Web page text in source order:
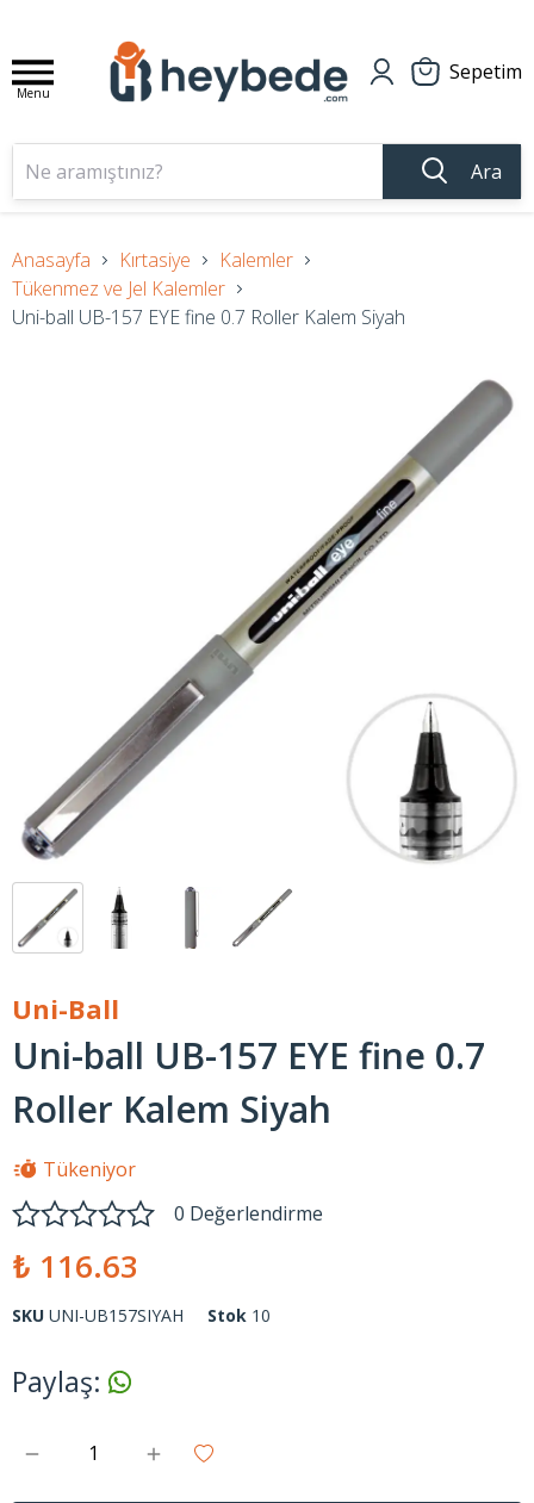
Menu
Sepetim
Ara
Anasayfa Kırtasiye
Kalemler
Tükenmez ve Jel Kalemler
Uni-ball UB-157 EYE fine 0.7 Roller Kalem Siyah
Uni-Ball
Uni-ball UB-157 EYE fine 0.7
Roller Kalem Siyah
Tükeniyor
0 Değerlendirme
₺ 116.63
SKU UNI-UB157SIYAH Stok 10
Paylaş: